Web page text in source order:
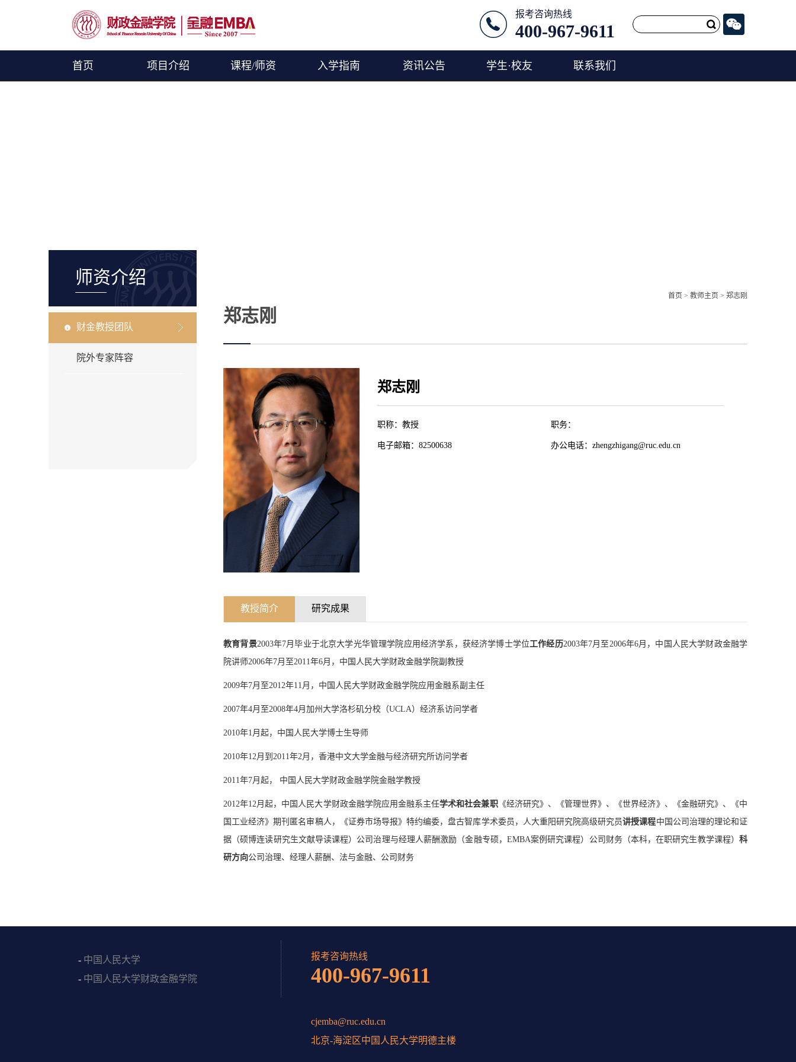
报考咨询热线
400-967-9611
首页 项目介绍 课程/师资 入学指南 资讯公告 学生·校友 联系我们
师资介绍
财金教授团队
院外专家阵容
首页 > 教师主页 > 郑志刚
郑志刚
郑志刚
职称：教授 职务：
电子邮箱：82500638 办公电话：zhengzhigang@ruc.edu.cn
教授简介 研究成果
教育背景2003年7月毕业于北京大学光华管理学院应用经济学系，获经济学博士学位工作经历2003年7月至2006年6月，中国人民大学财政金融学
院讲师2006年7月至2011年6月，中国人民大学财政金融学院副教授
2009年7月至2012年11月，中国人民大学财政金融学院应用金融系副主任
2007年4月至2008年4月加州大学洛杉矶分校（UCLA）经济系访问学者
2010年1月起，中国人民大学博士生导师
2010年12月到2011年2月，香港中文大学金融与经济研究所访问学者
2011年7月起， 中国人民大学财政金融学院金融学教授
2012年12月起，中国人民大学财政金融学院应用金融系主任学术和社会兼职《经济研究》、《管理世界》、《世界经济》、《金融研究》、《中
国工业经济》期刊匿名审稿人，《证券市场导报》特约编委，盘古智库学术委员，人大重阳研究院高级研究员讲授课程中国公司治理的理论和证
据（硕博连读研究生文献导读课程）公司治理与经理人薪酬激励（金融专硕，EMBA案例研究课程）公司财务（本科，在职研究生教学课程） 科
研方向公司治理、经理人薪酬、法与金融、公司财务
- 中国人民大学
- 中国人民大学财政金融学院
报考咨询热线
400-967-9611
cjemba@ruc.edu.cn
北京-海淀区中国人民大学明德主楼